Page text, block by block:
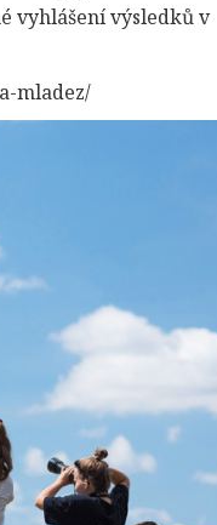
vyhlášení výsledků v
mladez/